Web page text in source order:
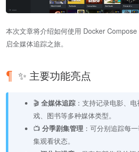
本次文章将介绍如何使用 Docker
启全媒体追踪之旅。
✨ 主要功能亮点
🎬 全媒体追踪 ：支持记录电影、
戏、图书等多种媒体类型。
📺 分季剧集管理 ：可分别追踪每
集观看状态。